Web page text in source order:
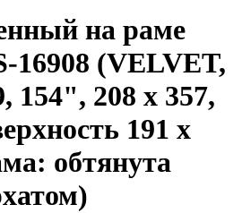
на раме
16908 (VELVET,
154", 208 х 357,
191 х
обтянута